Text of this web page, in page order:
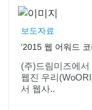
보도자료
(주)드림미즈에
웹진 우리
서 웹사..